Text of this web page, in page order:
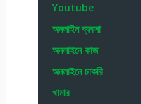
Youtube
অনলাইন ব্যবসা
অনলাইনে কাজ
অনলাইনে চাকরি
খামার